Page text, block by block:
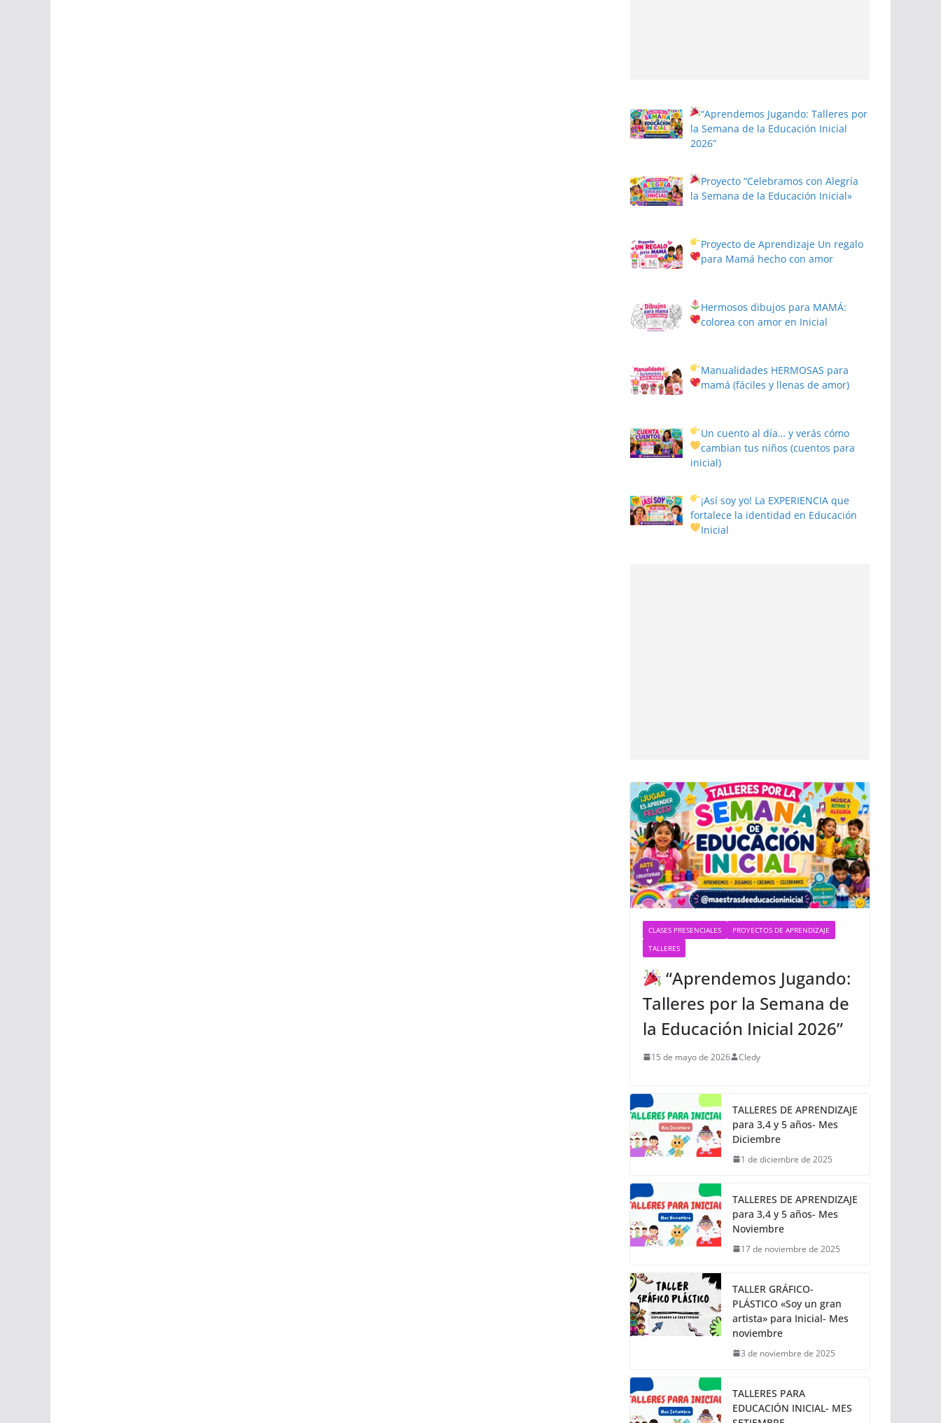
“Aprendemos Jugando: Talleres por
la Semana de la Educación Inicial
2026”
Proyecto“Celebramos con Alegría
la Semana de la Educación Inicial»
Proyecto de Aprendizaje Un regalo
para Mamá hecho con amor
Hermosos dibujos para MAMÁ:
colorea con amor en Inicial
Manualidades HERMOSAS para
mamá (fáciles y llenas de amor)
Un cuento al día… y verás cómo
cambian tus niños(cuentos para
inicial)
¡Así soy yo! La EXPERIENCIA que
fortalece la identidad en Educación
Inicial
CLASES PRESENCIALES
PROYECTOS DE APRENDIZAJE
TALLERES
“Aprendemos Jugando:
Talleres por la Semana de
la Educación Inicial 2026”
15 de mayo de 2026 Cledy
TALLERES DE APRENDIZAJE
para 3,4 y 5 años- Mes
Diciembre
1 de diciembre de 2025
TALLERES DE APRENDIZAJE
para 3,4 y 5 años- Mes
Noviembre
17 de noviembre de 2025
TALLER GRÁFICO-
PLÁSTICO «Soy un gran
artista» para Inicial- Mes
noviembre
3 de noviembre de 2025
TALLERES PARA
EDUCACIÓN INICIAL- MES